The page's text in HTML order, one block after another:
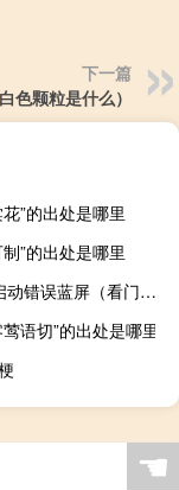
下一篇
色颗粒是什么）
”的出处是哪里
”的出处是哪里
看门狗2启动错误蓝屏（看门狗2启动错误）
语切”的出处是哪里
☚